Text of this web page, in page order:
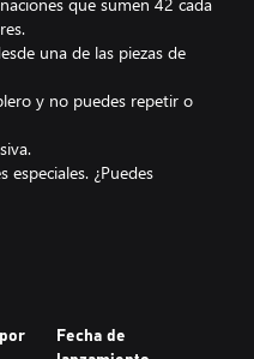
una de las piezas de
y no puedes repetir o
¿Puedes
Fecha de